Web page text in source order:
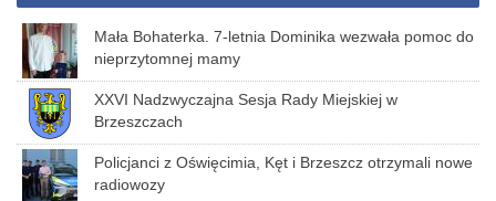
Mała Bohaterka. 7-letnia Dominika wezwała pomoc do
nieprzytomnej mamy
XXVI Nadzwyczajna Sesja Rady Miejskiej w
Brzeszczach
Policjanci z Oświęcimia, Kęt i Brzeszcz otrzymali nowe
radiowozy